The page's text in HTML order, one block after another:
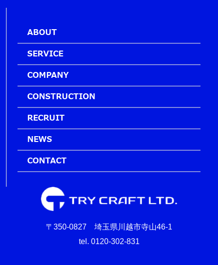
ABOUT
SERVICE
COMPANY
CONSTRUCTION
RECRUIT
NEWS
CONTACT
〒350-0827 埼玉県川越市寺山46-1
tel. 0120-302-831